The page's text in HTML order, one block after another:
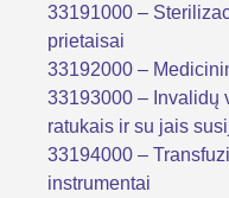
33191000 –
prietaisai
33192000 –
33193000 – Invalidų
ratukais ir su jais
33194000 –
instrumentai